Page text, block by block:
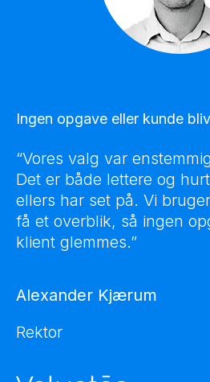
Ingen opgave eller kunde
“Vores valg var
Det er både lettere og
ellers har set på. Vi
få et overblik, så ingen
klient glemmes.”
Alexander Kjærum
Rektor